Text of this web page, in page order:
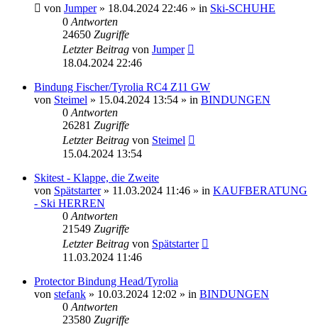
von Jumper» 18.04.2024 22:46 » in Ski-SCHUHE
0 Antworten
24650 Zugriffe
Letzter Beitrag von Jumper
18.04.2024 22:46
Bindung Fischer/Tyrolia RC4 Z11 GW
von Steimel » 15.04.2024 13:54 » in BINDUNGEN
0 Antworten
26281 Zugriffe
Letzter Beitrag von Steimel
15.04.2024 13:54
Skitest - Klappe, die Zweite
von Spätstarter» 11.03.2024 11:46 » in KAUFBERATUNG
- Ski HERREN
0 Antworten
21549 Zugriffe
Letzter Beitrag von Spätstarter
11.03.2024 11:46
Protector Bindung Head/Tyrolia
von stefank » 10.03.2024 12:02 » in BINDUNGEN
0 Antworten
23580 Zugriffe